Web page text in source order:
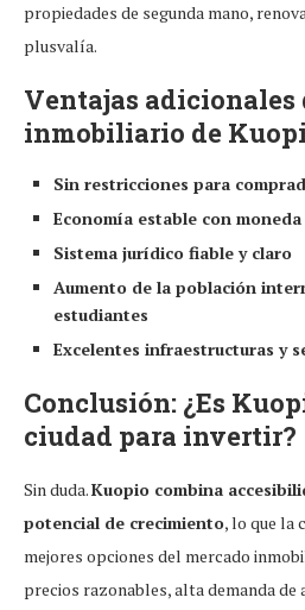
propiedades de segunda mano,
plusvalía.
Ventajas adicionales
inmobiliario de
Sin restricciones para
Economía estable con
Sistema jurídico fiable y claro
Aumento de la población
estudiantes
Excelentes infraestructuras y
Conclusión: ¿Es
ciudad para invertir?
Sin duda.Kuopio combina
potencial de crecimiento, lo que la
mejores opciones del mercado
precios razonables, alta demanda